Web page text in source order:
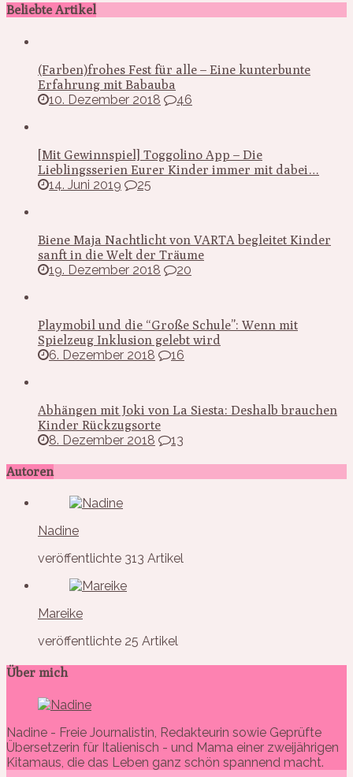
Beliebte Artikel
(Farben)frohes Fest für alle – Eine kunterbunte
Erfahrung mit Babauba
10. Dezember 2018
46
[Mit Gewinnspiel] Toggolino App – Die
Lieblingsserien Eurer Kinder immer mit dabei…
14. Juni 2019
25
Biene Maja Nachtlicht von VARTA begleitet Kinder
sanft in die Welt der Träume
19. Dezember 2018
20
Playmobil und die “Große Schule”: Wenn mit
Spielzeug Inklusion gelebt wird
6. Dezember 2018
16
Abhängen mit Joki von La Siesta: Deshalb brauchen
Kinder Rückzugsorte
8. Dezember 2018
13
Autoren
Nadine
veröffentlichte 313 Artikel
Mareike
veröffentlichte 25 Artikel
Über mich
Nadine - Freie Journalistin, Redakteurin sowie Geprüfte
Übersetzerin für Italienisch - und Mama einer zweijährigen
Kitamaus, die das Leben ganz schön spannend macht.